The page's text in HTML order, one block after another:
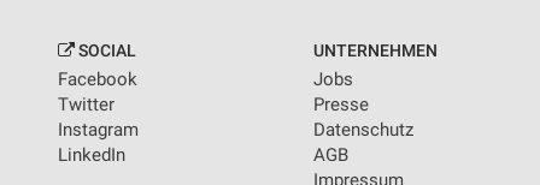
SOCIAL
Facebook
Twitter
Instagram
LinkedIn
UNTERNEHMEN
Jobs
Presse
Datenschutz
AGB
Impressum